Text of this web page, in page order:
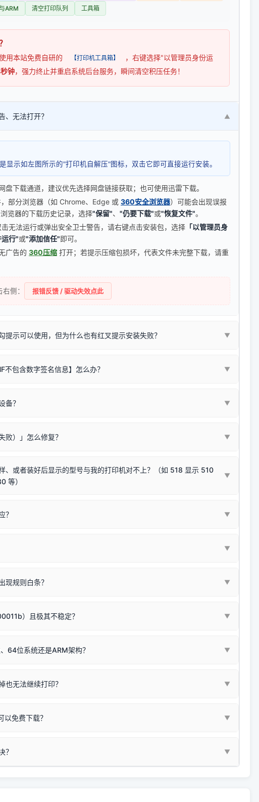
ARM 清空打印队列 工具箱
用本站免费自研的 【打印机工具箱】
，右键选择"以管理员身份运
钟，强力终止并重启系统后台服务，瞬间清空积压任务！
、无法打开？ ▼
显示如左图所示的"打印机自解压"图标，双击它即可直接运行安装。
盘下载通道，建议优先选择网盘链接获取；也可使用迅雷下载。
部分浏览器（如 Chrome、Edge 或 360安全浏览器）可能会出现误报
览器的下载历史记录，选择"保留"、 "仍要下载"或"恢复文件"。
无法运行或弹出安全卫士警告，请右键点击安装包，选择 「以管理员身
行"或"添加信任"即可。
广告的 360压缩 打开；若提示压缩包损坏，代表文件未完整下载，请重
侧： 报错反馈 / 驱动失效点此
示可以使用，但为什么也有红叉提示安装失败？ ▼
程序在运行时会检测您的系统位数，并只安装与系统相匹配的那一部
：代表与您当前电脑系统相兼容的驱动已安装成功。
现了任意一个绿色对勾，直接关闭窗口去打印测试即可。
包含数字签名信息】怎么办？ ▼
全限制，
部分新版 Windows 系统（如 Win10/Win11 最新版）已
新版 Win10/Win11 系统不再默认兼容，而非文件安全性问题。
正常使用无需长期关闭系统安全校验。）
备？ ▼
已完全插紧；
，或在设备管理器中点击【扫描检测硬件改动】刷新硬件列表。
败）」怎么修复？ ▼
使用前置插口或外接拓展坞；
或老化的线材是此问题的高发诱因。
、或者装好后显示的型号与我的打印机对不上？（如 518 显示 510
等）
▼
为品牌商在生产时，会将**外观和配置稍有不同，但内部核心芯片和打
**一套通用的驱动程序**。命名时，通常会采用这个系列中的**基础款
动包）：
等属于同系列，官方驱动名称通常显示为
同系列，官方驱动名称通常显示为
同系列，官方驱动名称通常显示为
？ ▼
器处于正常待机状态；
盖板，原稿朝下放置在玻璃面板上，按下带有复印标识
故障。重装驱动无法解决，建议联系售后或商家。
▼
，检查并取消勾选「脱机使用打印机」
程
现规则白条？ ▼
尽、硒鼓寿命终结；喷墨打印机可能墨盒干涸、喷头堵塞。
）且极其不稳定？ ▼
线或有线网络打印？（此连接模式最稳定）
按键；
络打印模式。如果没有，再采用USB局域网共享方案。
统USB打印机升级为独立网络打
64位系统还是ARM架构？ ▼
类型。
到当前的操作系统版本以及系统架构。
处理器的超薄本、Surface Pro X等 Windows ARM 系统设备，普通的
的 ARM 专用驱动。普通电脑用户请忽略本条。
也无法继续打印？ ▼
维护」
下，点击【清空打印任务】按钮，软件将自动安全停止后台服务、彻底
免费下载？ ▼
除的打印队列；
？ ▼